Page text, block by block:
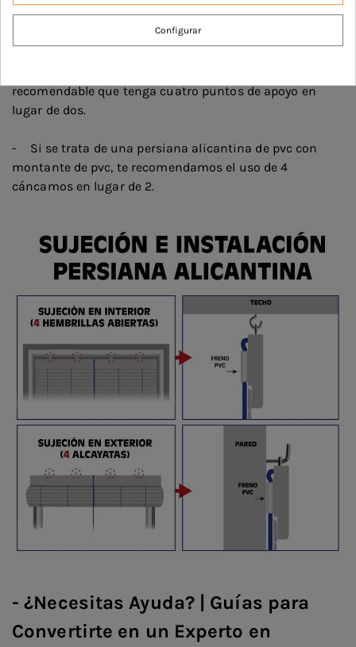
RECOMENDACIÓN:
recomendable que tenga cuatro puntos de apoyo en
lugar de dos.
- Si se trata de una persiana alicantina de pvc con
montante de pvc, te recomendamos el uso de 4
cáncamos en lugar de 2.
- ¿Necesitas Ayuda? | Guías para
Convertirte en un Experto en
Configurar